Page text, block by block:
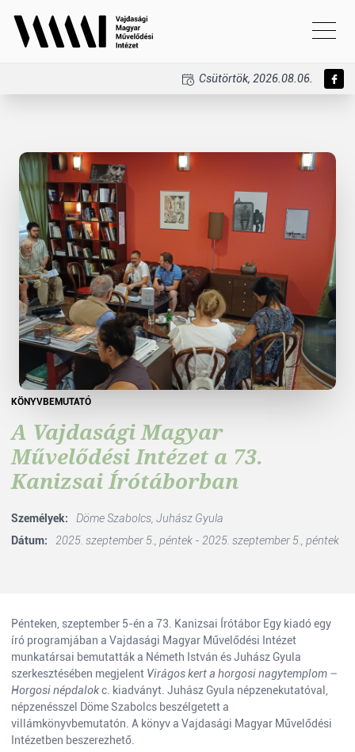
Csütörtök, 2026.08.06.
KÖNYVBEMUTATÓ
A Vajdasági Magyar
Művelődési Intézet a 73.
Kanizsai Írótáborban
Személyek: Döme Szabolcs, Juhász Gyula
Dátum:
2025. szeptember 5., péntek - 2025. szeptember 5., péntek
Pénteken, szeptember 5-én a 73. Kanizsai Írótábor Egy kiadó egy
író programjában a Vajdasági Magyar Művelődési Intézet
munkatársai bemutatták a Németh István és Juhász Gyula
szerkesztésében megjelent Virágos kert a horgosi nagytemplom –
Horgosi népdalokc. kiadványt. Juhász Gyula népzenekutatóval,
népzenésszel Döme Szabolcs beszélgetett a
villámkönyvbemutatón. A könyv a Vajdasági Magyar Művelődési
Intézetben beszerezhető.